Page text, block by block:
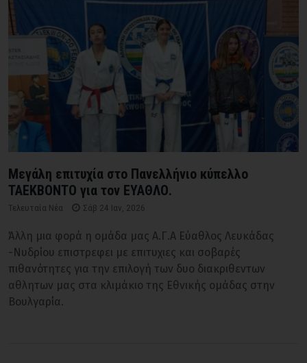
Μεγάλη επιτυχία στο Πανελλήνιο κύπελλο
ΤΑΕΚΒΟΝΤΟ για τον ΕΥΑΘΛΟ.
Τελευταία Νέα Σάβ 24 Ιαν, 2026
Άλλη μια φορά η ομάδα μας Α.Γ.Α Εύαθλος Λευκάδας
-Νυδρίου επιστρεφει με επιτυχιες και σοβαρές
πιθανότητες για την επιλογή των δυο διακριθεντων
αθλητων μας στα κλιμάκιο της Εθνικής ομάδας στην
Βουλγαρία.